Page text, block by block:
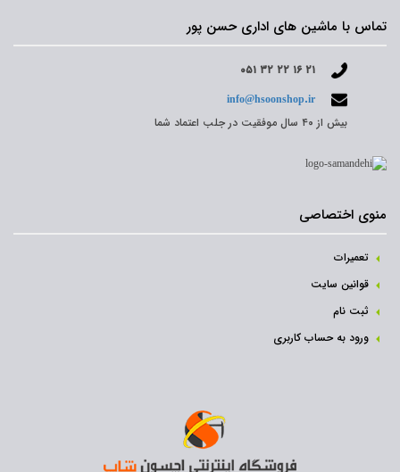
تماس با ماشین های اداری حسن پور
۰۵۱ ۳۲ ۲۲ ۱۶ ۲۱
info@hsoonshop.ir
بیش از ۴۰ سال موفقیت در جلب اعتماد شما
منوی اختصاصی
تعمیرات
قوانین سایت
ثبت نام‌
ورود به حساب کاربری